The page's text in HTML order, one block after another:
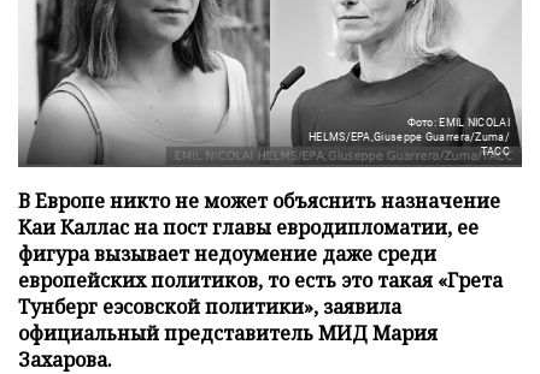
Фото: EMIL NICOLAI
HELMS/EPA,Giuseppe Guarrera/Zuma/
ТАСС
В Европе никто не может объяснить назначение
Каи Каллас на пост главы евродипломатии, ее
фигура вызывает недоумение даже среди
европейских политиков, то есть это такая «Грета
Тунберг еэсовской политики», заявила
официальный представитель МИД Мария
Захарова.